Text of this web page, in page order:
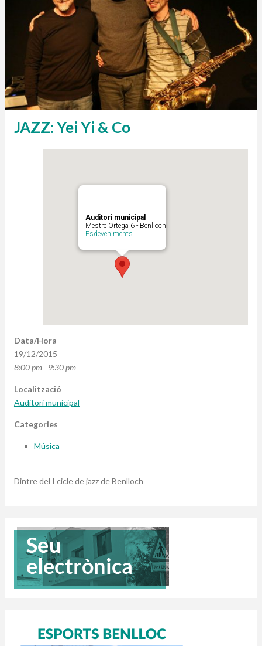
JAZZ: Yei Yi & Co
Auditori municipal
Mestre Ortega 6 - Benlloch
Esdeveniments
Data/Hora
19/12/2015
8:00 pm - 9:30 pm
Localització
Auditori municipal
Categories
Música
Dintre del I cicle de jazz de Benlloch